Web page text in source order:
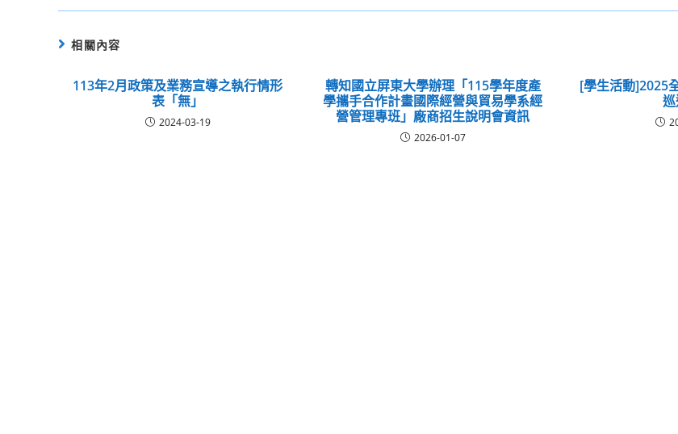
相關內容
113年2月政策及業務宣導之執行情形
表「無」
2024-03-19
轉知國立屏東大學辦理「115學年度產
學攜手合作計畫國際經營與貿易學系經
營管理專班」廠商招生說明會資訊
2026-01-07
[學生活動]2025